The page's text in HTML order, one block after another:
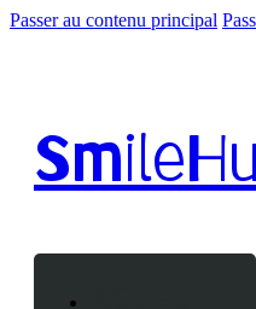
Passer au contenu principal
Smile